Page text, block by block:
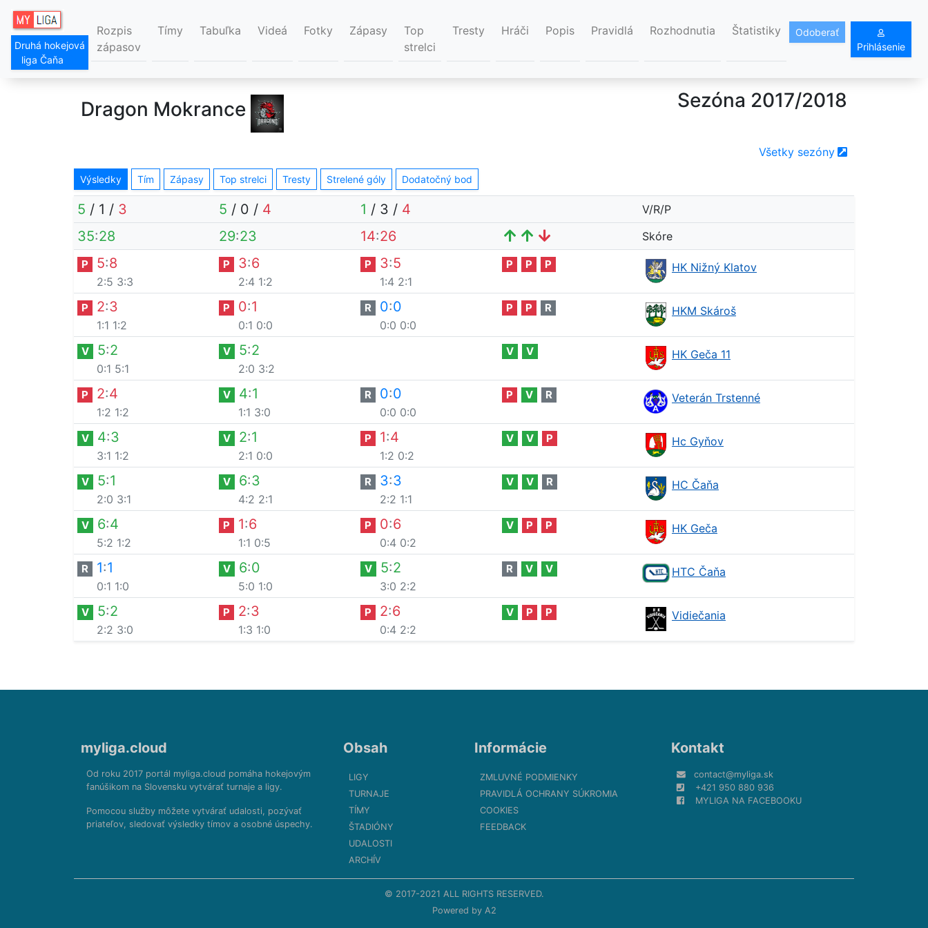
Druhá hokejová
liga Čaňa
Rozpis
zápasov
Tímy Tabuľka Videá Fotky Zápasy
Top
strelci
Tresty Hráči Popis Pravidlá Rozhodnutia Štatistiky
Odoberať
Prihlásenie
Dragon Mokrance Sezóna 2017/2018
Všetky sezóny
Výsledky Tím Zápasy Top strelci Tresty Strelené góly Dodatočný bod
5 / 1 / 3 5 / 0 / 4 1 / 3 / 4 V/R/P
35:28 29:23 14:26 Skóre
P 5:8
2:5 3:3
P 3:6
2:4 1:2
P 3:5
1:4 2:1
P P P HK Nižný Klatov
P 2:3
1:1 1:2
P 0:1
0:1 0:0
R 0:0
0:0 0:0
P P R HKM Skároš
V 5:2
0:1 5:1
V 5:2
2:0 3:2
V V HK Geča 11
P 2:4
1:2 1:2
V 4:1
1:1 3:0
R 0:0
0:0 0:0
P V R Veterán Trstenné
V 4:3
3:1 1:2
V 2:1
2:1 0:0
P 1:4
1:2 0:2
V V P Hc Gyňov
V 5:1
2:0 3:1
V 6:3
4:2 2:1
R 3:3
2:2 1:1
V V R HC Čaňa
V 6:4
5:2 1:2
P 1:6
1:1 0:5
P 0:6
0:4 0:2
V P P HK Geča
R 1:1
0:1 1:0
V 6:0
5:0 1:0
V 5:2
3:0 2:2
R V V HTC Čaňa
V 5:2
2:2 3:0
P 2:3
1:3 1:0
P 2:6
0:4 2:2
V P P Vidiečania
myliga.cloud
Od roku 2017 portál myliga.cloud pomáha hokejovým
fanúšikom na Slovensku vytvárať turnaje a ligy.
Pomocou služby môžete vytvárať udalosti, pozývať
priateľov, sledovať výsledky tímov a osobné úspechy.
Obsah
LIGY
TURNAJE
TÍMY
ŠTADIÓNY
UDALOSTI
ARCHÍV
Informácie
ZMLUVNÉ PODMIENKY
PRAVIDLÁ OCHRANY SÚKROMIA
COOKIES
FEEDBACK
Kontakt
contact@myliga.sk
+421 950 880 936
MYLIGA NA FACEBOOKU
© 2017-2021 ALL RIGHTS RESERVED.
Powered by A2